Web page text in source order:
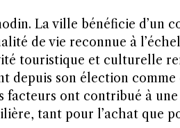
La ville bénéficie d’un
de vie reconnue à
touristique et culturelle
depuis son élection
facteurs ont contribué à une
tant pour l’achat que